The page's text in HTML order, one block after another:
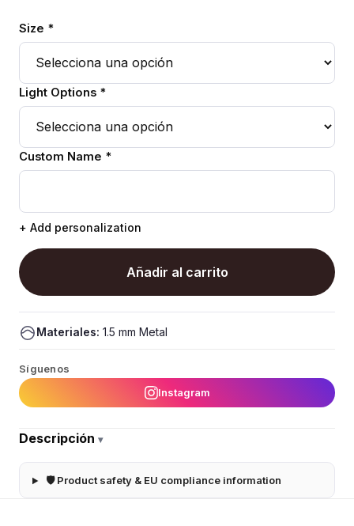
Size *
Light Options *
Custom Name *
+ Add personalization
Añadir al carrito
Materiales: 1.5 mm Metal
Síguenos
Instagram
Descripción ▾
🛡 Product safety & EU compliance information